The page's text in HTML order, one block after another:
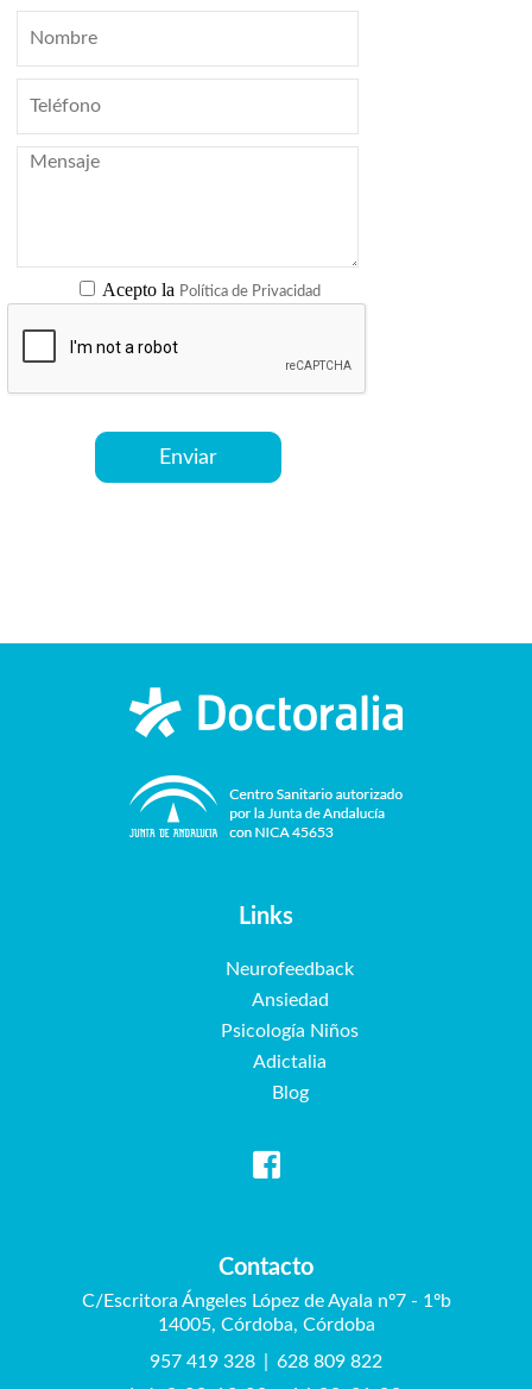
Acepto la Política de Privacidad
Links
Neurofeedback
Ansiedad
Psicología Niños
Adictalia
Blog
Contacto
C/Escritora Ángeles López de Ayala nº7 - 1ºb
14005, Córdoba, Córdoba
957 419 328
628 809 822